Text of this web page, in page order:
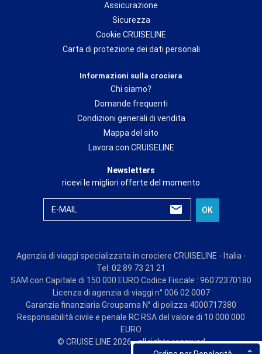
Assicurazione
Sicurezza
Cookie CRUISELINE
Carta di protezione dei dati personali
Informazioni sulla crociera
Chi siamo?
Domande frequenti
Condizioni generali di vendita
Mappa del sito
Lavora con CRUISELINE
Newsletters
ricevi le migliori offerte del momento
E-MAIL OK
Agenzia di viaggi specializzata in crociere CRUISELINE - Italia -
Tel: 02 89 73 21 21
SAM con Capitale di 150 000 EURO Codice Fiscale : 96072370180
Licenza di agenzia di viaggi n° 006 02 0007
Garanzia finanziaria Groupama N° di polizza 4000717380
Responsabilità civile e penale RC RSA del valore di 10 000 000
EURO
© CRUISE LINE 2026 - all rights reserved